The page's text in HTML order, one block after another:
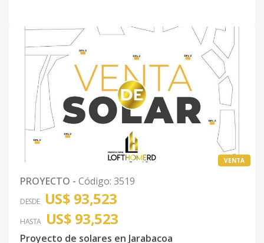
VENTA
PROYECTO - Código: 3519
DESDE US$ 93,523
HASTA US$ 93,523
Proyecto de solares en Jarabacoa